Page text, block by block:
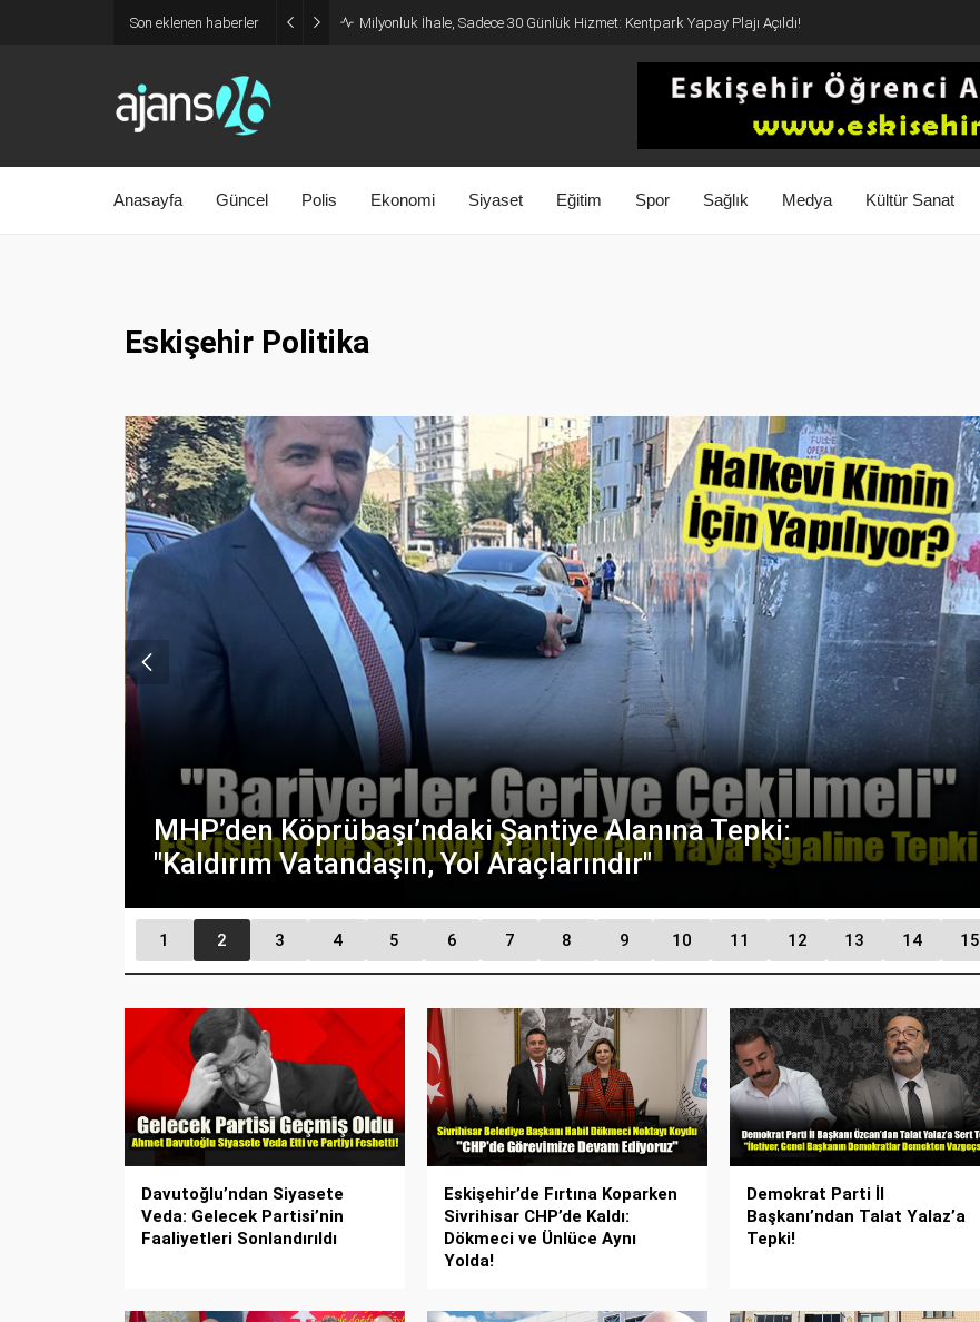
Son eklenen haberler Milyonluk İhale, Sadece 30 Günlük Hizmet: Kentpark Yapay Plajı Açıldı!
Anasayfa Güncel Polis Ekonomi Siyaset Eğitim Spor Sağlık Medya Kültür Sanat
Eskişehir Politika
Yeni Parti Sonrası Yeni Anket Özgür Özel’i Üzecek:
Oylardaki Son Durum
1 2 3 4 5 6 7 8 9 10 11 12 13 14 15
Davutoğlu’ndan Siyasete
Veda: Gelecek Partisi’nin
Faaliyetleri Sonlandırıldı
Eskişehir’de Fırtına Koparken
Sivrihisar CHP’de Kaldı:
Dökmeci ve Ünlüce Aynı
Yolda!
Demokrat Parti İl
Başkanı’ndan Talat Yalaz’a
Tepki!